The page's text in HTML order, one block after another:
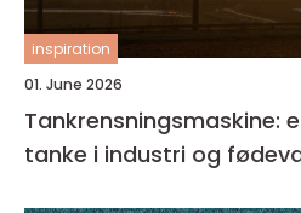
inspiration
01. June 2026
Tankrensningsmaskine:
tanke i industri og